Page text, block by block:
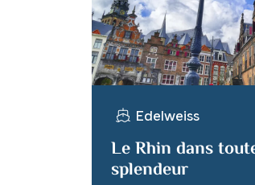
Edelweiss
Le Rhin dans
splendeur